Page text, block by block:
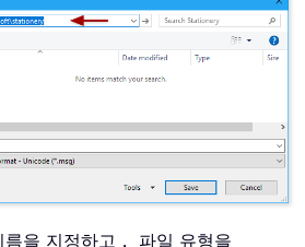
을 지정하고， 파일 유형을